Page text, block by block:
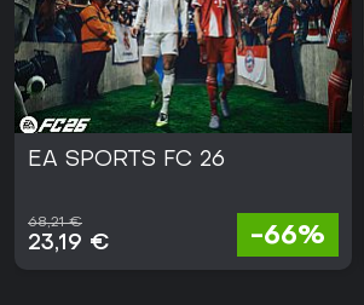
EA SPORTS FC 26
68,21 €
23,19 € -66%